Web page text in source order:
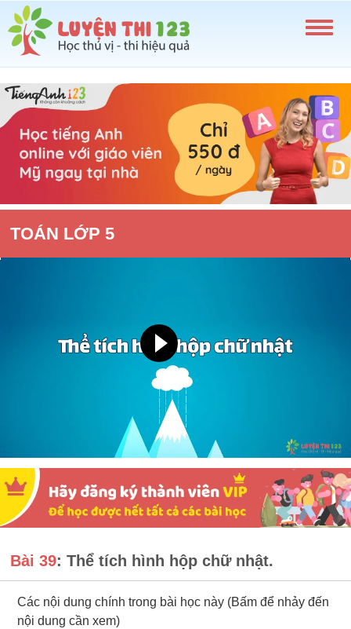
TOÁN LỚP 5
Bài 39: Thể tích hình hộp chữ nhật.
Các nội dung chính trong bài học này (Bấm để nhảy đến
nội dung cần xem)